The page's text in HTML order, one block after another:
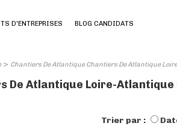
D'ENTREPRISES BLOG CANDIDATS
> Chantiers De Atlantique Chantiers De Atlantique
De Atlantique Loire-Atlantique
Trier par :